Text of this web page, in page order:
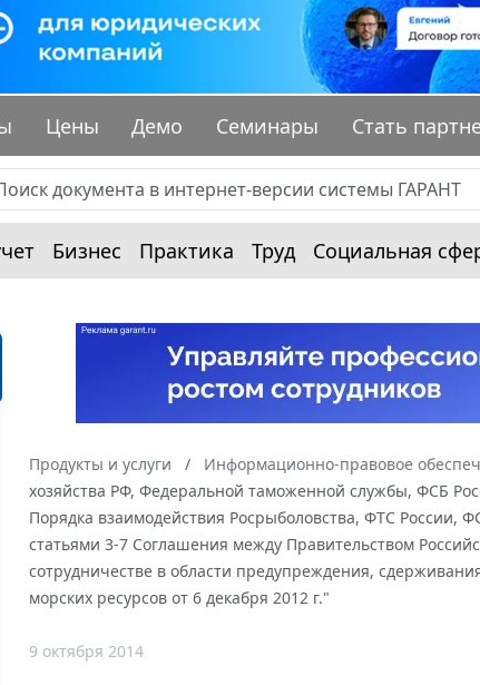
Цены Демо Семинары Стать
Бизнес Практика Труд Социальная
Продукты и услуги Информационно-правовое
хозяйства РФ, Федеральной таможенной службы, ФСБ
Порядка взаимодействия Росрыболовства, ФТС
статьями 3-7 Соглашения между Правительством
сотрудничестве в области предупреждения,
морских ресурсов от 6 декабря 2012 г."
9 октября 2014